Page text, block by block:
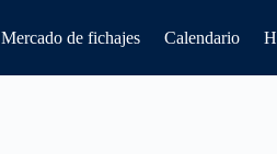
Mercado de fichajes Calendario